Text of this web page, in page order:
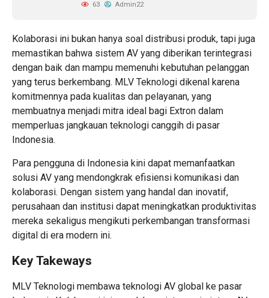
63 Admin22
Kolaborasi ini bukan hanya soal distribusi produk, tapi juga
memastikan bahwa sistem AV yang diberikan terintegrasi
dengan baik dan mampu memenuhi kebutuhan pelanggan
yang terus berkembang. MLV Teknologi dikenal karena
komitmennya pada kualitas dan pelayanan, yang
membuatnya menjadi mitra ideal bagi Extron dalam
memperluas jangkauan teknologi canggih di pasar
Indonesia.
Para pengguna di Indonesia kini dapat memanfaatkan
solusi AV yang mendongkrak efisiensi komunikasi dan
kolaborasi. Dengan sistem yang handal dan inovatif,
perusahaan dan institusi dapat meningkatkan produktivitas
mereka sekaligus mengikuti perkembangan transformasi
digital di era modern ini.
Key Takeways
MLV Teknologi membawa teknologi AV global ke pasar